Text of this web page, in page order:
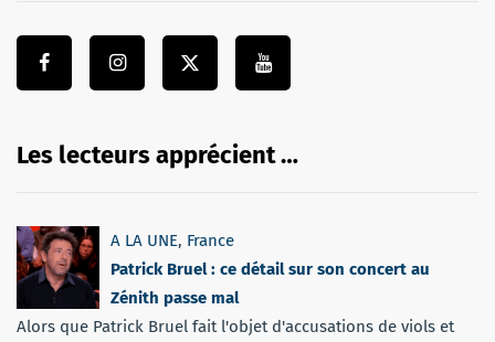
Les lecteurs apprécient …
A LA UNE, France
Patrick Bruel : ce détail sur son concert au
Zénith passe mal
Alors que Patrick Bruel fait l'objet d'accusations de viols et